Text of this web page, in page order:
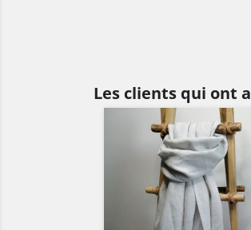
Les clients qui ont